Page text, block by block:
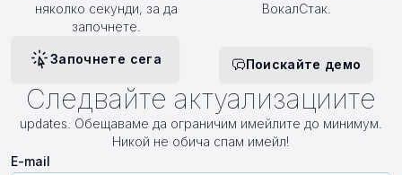
няколко секунди, за да
започнете.
Започнете сега
ВокалСтак.
Поискайте демо
E-mail
Следвайте актуализациите
updates. Обещаваме да ограничим имейлите до минимум.
Никой не обича спам имейл!